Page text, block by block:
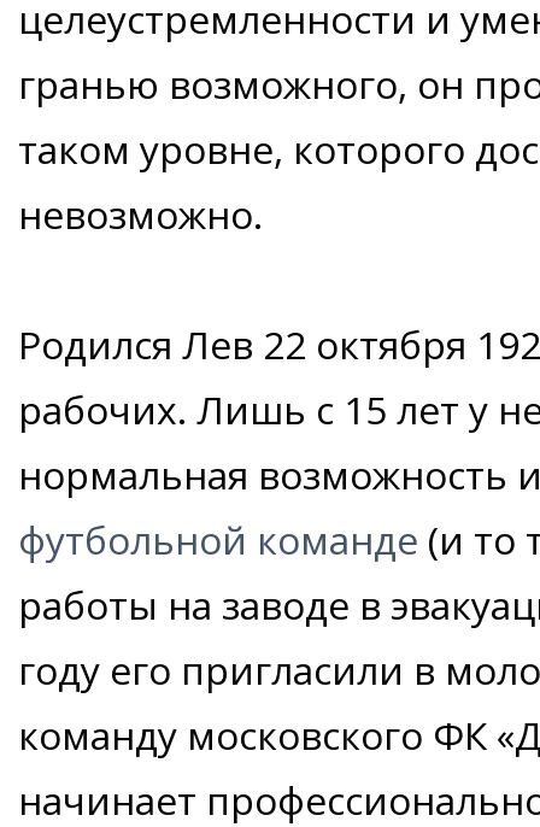
целеустремленности и
гранью возможного, он
таком уровне, которого
невозможно.
Родился Лев 22 октября
рабочих. Лишь с 15 лет у
нормальная возможность
футбольной команде (и то
работы на заводе в
году его пригласили в
команду московского ФК
начинает